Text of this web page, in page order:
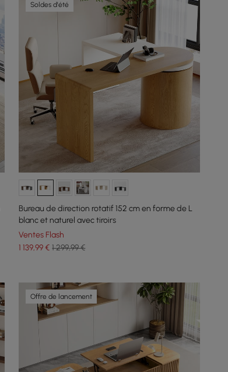
Soldes d'été
Bureau de direction rotatif 152 cm en forme de L
blanc et naturel avec tiroirs
Ventes Flash
1 139,99€ 1 299,99 €
Offre de lancement